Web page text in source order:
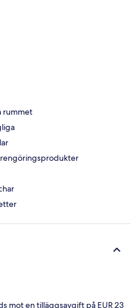
rummet
mot en tilläggsavgift på EUR 23